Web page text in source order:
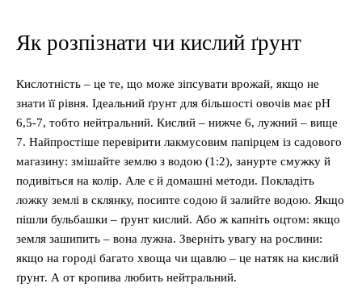
Як розпізнати чи кислий ґрунт
Кислотність – це те, що може зіпсувати врожай, якщо не
знати її рівня. Ідеальний ґрунт для більшості овочів має pH
6,5-7, тобто нейтральний. Кислий – нижче 6, лужний – вище
7. Найпростіше перевірити лакмусовим папірцем із садового
магазину: змішайте землю з водою (1:2), занурте смужку й
подивіться на колір. Але є й домашні методи. Покладіть
ложку землі в склянку, посипте содою й залийте водою. Якщо
пішли бульбашки – ґрунт кислий. Або ж капніть оцтом: якщо
земля зашипить – вона лужна. Зверніть увагу на рослини:
якщо на городі багато хвоща чи щавлю – це натяк на кислий
ґрунт. А от кропива любить нейтральний.